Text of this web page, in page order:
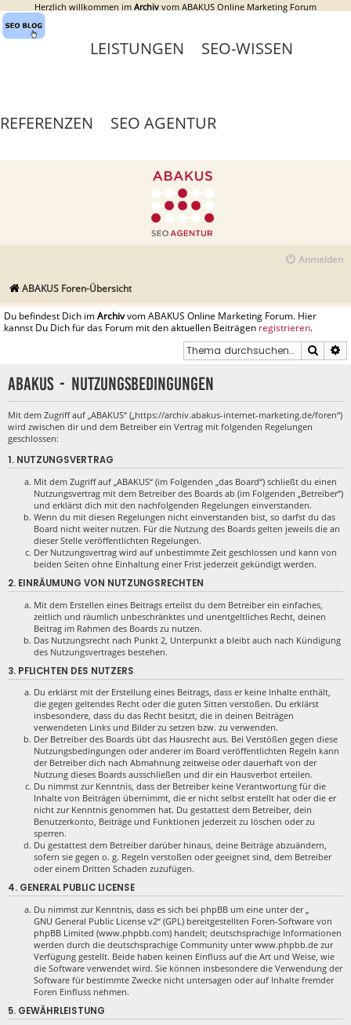
Herzlich willkommen im Archiv vom ABAKUS Online Marketing Forum
LEISTUNGEN SEO-WISSEN
REFERENZEN SEO AGENTUR
Anmelden
ABAKUS Foren-Übersicht
Du befindest Dich imArchivvom ABAKUS Online Marketing Forum. Hier
kannst Du Dich für das Forum mit den aktuellen Beiträgen registrieren.
Suche
ABAKUS - Nutzungsbedingungen
Mit dem Zugriff auf „ABAKUS“ („https://archiv.abakus-internet-marketing.de/foren“)
wird zwischen dir und dem Betreiber ein Vertrag mit folgenden Regelungen
geschlossen:
1. NUTZUNGSVERTRAG
Mit dem Zugriff auf „ABAKUS“ (im Folgenden „das Board“) schließt du einen
Nutzungsvertrag mit dem Betreiber des Boards ab (im Folgenden „Betreiber“)
und erklärst dich mit den nachfolgenden Regelungen einverstanden.
Wenn du mit diesen Regelungen nicht einverstanden bist, so darfst du das
Board nicht weiter nutzen. Für die Nutzung des Boards gelten jeweils die an
dieser Stelle veröffentlichten Regelungen.
Der Nutzungsvertrag wird auf unbestimmte Zeit geschlossen und kann von
beiden Seiten ohne Einhaltung einer Frist jederzeit gekündigt werden.
2. EINRÄUMUNG VON NUTZUNGSRECHTEN
Mit dem Erstellen eines Beitrags erteilst du dem Betreiber ein einfaches,
zeitlich und räumlich unbeschränktes und unentgeltliches Recht, deinen
Beitrag im Rahmen des Boards zu nutzen.
Das Nutzungsrecht nach Punkt 2, Unterpunkt a bleibt auch nach Kündigung
des Nutzungsvertrages bestehen.
3. PFLICHTEN DES NUTZERS
Du erklärst mit der Erstellung eines Beitrags, dass er keine Inhalte enthält,
die gegen geltendes Recht oder die guten Sitten verstoßen. Du erklärst
insbesondere, dass du das Recht besitzt, die in deinen Beiträgen
verwendeten Links und Bilder zu setzen bzw. zu verwenden.
Der Betreiber des Boards übt das Hausrecht aus. Bei Verstößen gegen diese
Nutzungsbedingungen oder anderer im Board veröffentlichten Regeln kann
der Betreiber dich nach Abmahnung zeitweise oder dauerhaft von der
Nutzung dieses Boards ausschließen und dir ein Hausverbot erteilen.
Du nimmst zur Kenntnis, dass der Betreiber keine Verantwortung für die
Inhalte von Beiträgen übernimmt, die er nicht selbst erstellt hat oder die er
nicht zur Kenntnis genommen hat. Du gestattest dem Betreiber, dein
Benutzerkonto, Beiträge und Funktionen jederzeit zu löschen oder zu
sperren.
Du gestattest dem Betreiber darüber hinaus, deine Beiträge abzuändern,
sofern sie gegen o. g. Regeln verstoßen oder geeignet sind, dem Betreiber
oder einem Dritten Schaden zuzufügen.
4. GENERAL PUBLIC LICENSE
Du nimmst zur Kenntnis, dass es sich bei phpBB um eine unter der „
GNU General Public License v2“ (GPL) bereitgestellten Foren-Software von
phpBB Limited (www.phpbb.com) handelt; deutschsprachige Informationen
werden durch die deutschsprachige Community unter www.phpbb.de zur
Verfügung gestellt. Beide haben keinen Einfluss auf die Art und Weise, wie
die Software verwendet wird. Sie können insbesondere die Verwendung der
Software für bestimmte Zwecke nicht untersagen oder auf Inhalte fremder
Foren Einfluss nehmen.
5. GEWÄHRLEISTUNG